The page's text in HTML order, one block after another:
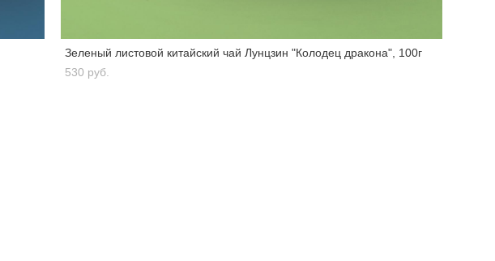
Зеленый листовой китайский чай Лунцзин "Колодец дракона", 100г
530 pуб.